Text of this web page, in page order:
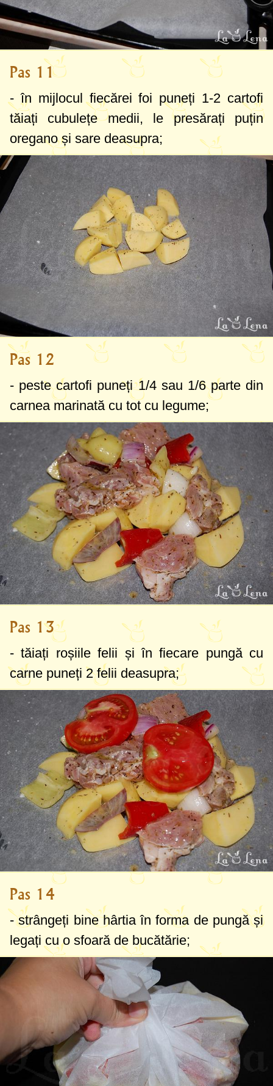
Pas 11
- în mijlocul fiecărei foi puneți 1-2 cartofi
tăiați cubulețe medii, le presărați puțin
oregano și sare deasupra;
Pas 12
- peste cartofi puneți 1/4 sau 1/6 parte din
carnea marinată cu tot cu legume;
Pas 13
- tăiați roșiile felii și în fiecare pungă cu
carne puneți 2 felii deasupra;
Pas 14
- strângeți bine hârtia în forma de pungă și
legați cu o sfoară de bucătărie;